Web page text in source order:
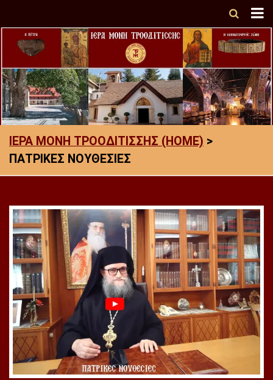
ΙΕΡΑ ΜΟΝΗ ΤΡΟΟΔΙΤΙΣΣΗΣ (HOME) >
ΠΑΤΡΙΚΕΣ ΝΟΥΘΕΣΙΕΣ